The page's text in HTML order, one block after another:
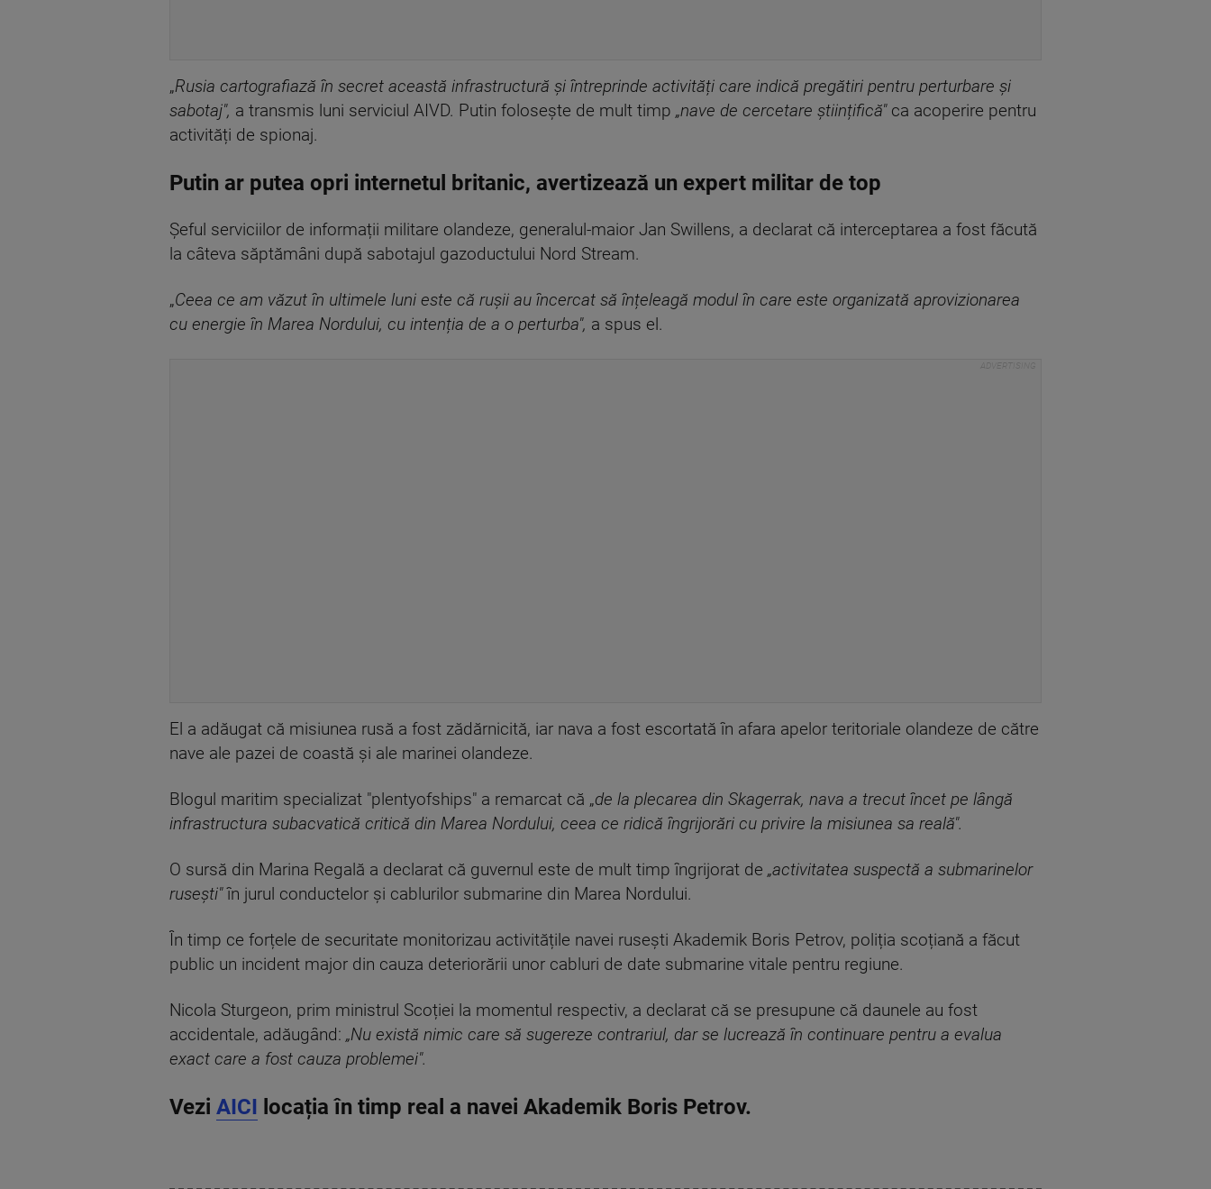
„Rusia cartografiază în secret această infrastructură și întreprinde activități care indică pregătiri pentru perturbare și
sabotaj", a transmis luni serviciul AIVD. Putin folosește de mult timp „nave de cercetare științifică"ca acoperire pentru
activități de spionaj.
Putin ar putea opri internetul britanic, avertizează un expert militar de top
Șeful serviciilor de informații militare olandeze, generalul-maior Jan Swillens, a declarat că interceptarea a fost făcută
la câteva săptămâni după sabotajul gazoductului Nord Stream.
„Ceea ce am văzut în ultimele luni este că rușii au încercat să înțeleagă modul în care este organizată aprovizionarea
cu energie în Marea Nordului, cu intenția de a o perturba", a spus el.
El a adăugat că misiunea rusă a fost zădărnicită, iar nava a fost escortată în afara apelor teritoriale olandeze de către
nave ale pazei de coastă și ale marinei olandeze.
Blogul maritim specializat "plentyofships" a remarcat că „de la plecarea din Skagerrak, nava a trecut încet pe lângă
infrastructura subacvatică critică din Marea Nordului, ceea ce ridică îngrijorări cu privire la misiunea sa reală".
O sursă din Marina Regală a declarat că guvernul este de mult timp îngrijorat de „activitatea suspectă a submarinelor
rusești"în jurul conductelor și cablurilor submarine din Marea Nordului.
În timp ce forțele de securitate monitorizau activitățile navei rusești Akademik Boris Petrov, poliția scoțiană a făcut
public un incident major din cauza deteriorării unor cabluri de date submarine vitale pentru regiune.
Nicola Sturgeon, prim ministrul Scoției la momentul respectiv, a declarat că se presupune că daunele au fost
accidentale, adăugând: „Nu există nimic care să sugereze contrariul, dar se lucrează în continuare pentru a evalua
exact care a fost cauza problemei".
Vezi AICI locația în timp real a navei Akademik Boris Petrov.